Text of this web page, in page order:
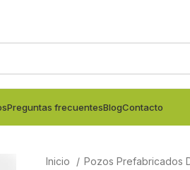
Preguntas frecuentesBlogContacto
Inicio
Pozos Prefabricados